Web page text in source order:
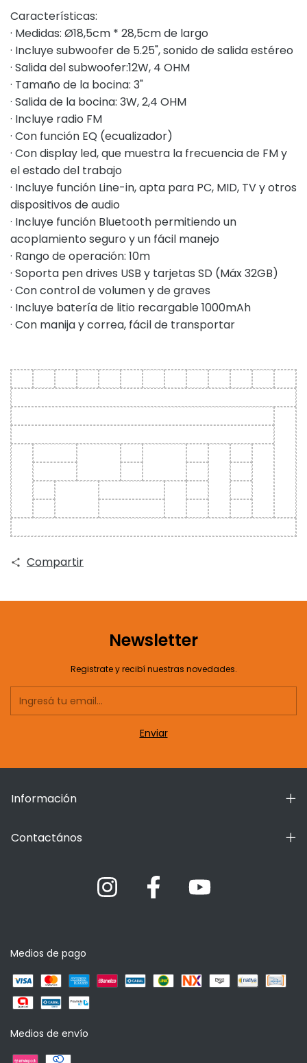
Características:
· Medidas: Ø18,5cm * 28,5cm de largo
· Incluye subwoofer de 5.25", sonido de salida estéreo
· Salida del subwoofer:12W, 4 OHM
· Tamaño de la bocina: 3"
· Salida de la bocina: 3W, 2,4 OHM
· Incluye radio FM
· Con función EQ (ecualizador)
· Con display led, que muestra la frecuencia de FM y
el estado del trabajo
· Incluye función Line-in, apta para PC, MID, TV y otros
dispositivos de audio
· Incluye función Bluetooth permitiendo un
acoplamiento seguro y un fácil manejo
· Rango de operación: 10m
· Soporta pen drives USB y tarjetas SD (Máx 32GB)
· Con control de volumen y de graves
· Incluye batería de litio recargable 1000mAh
· Con manija y correa, fácil de transportar
Compartir
Newsletter
Registrate y recibí nuestras novedades.
Información
Contactános
Medios de pago
Medios de envío